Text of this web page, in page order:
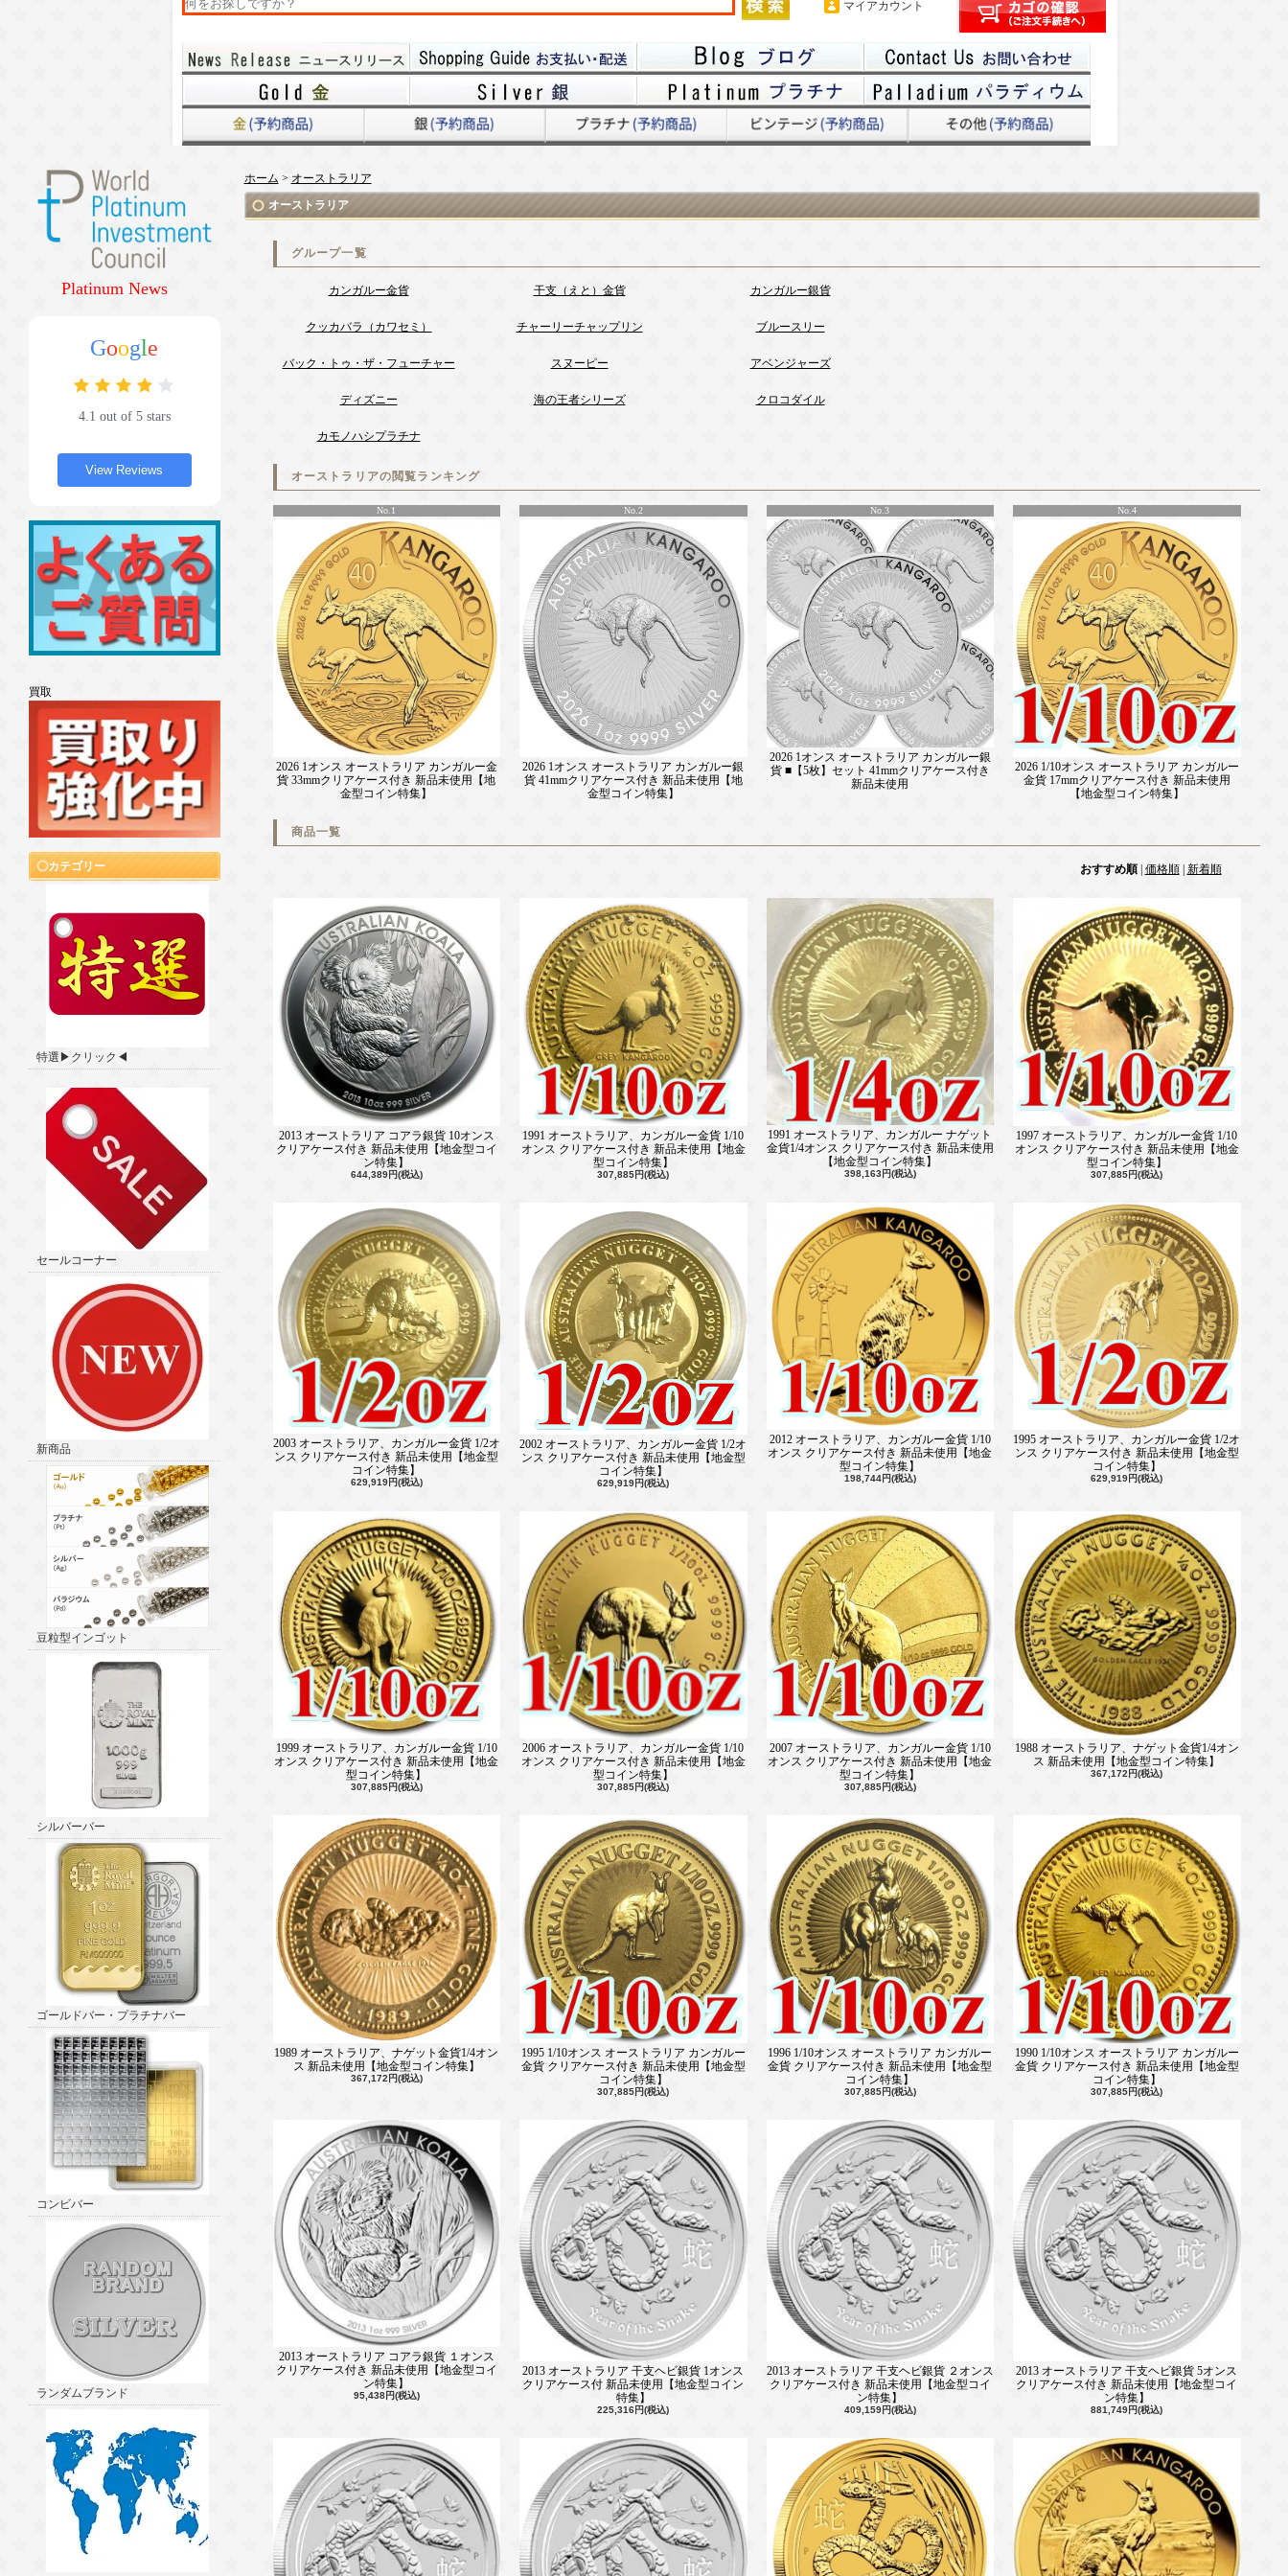
マイアカウント
Platinum News
Google
4.1 out of 5 stars
View Reviews
買取
カテゴリー
特選▶クリック◀
セールコーナー
新商品
豆粒型インゴット
シルバーバー
ゴールドバー・プラチナバー
コンビバー
ランダムブランド
ホーム > オーストラリア
オーストラリア
グループ一覧
カンガルー金貨 干支（えと）金貨 カンガルー銀貨
クッカバラ（カワセミ） チャーリーチャップリン ブルースリー
バック・トゥ・ザ・フューチャー スヌーピー アベンジャーズ
ディズニー 海の王者シリーズ クロコダイル
カモノハシプラチナ
オーストラリアの閲覧ランキング
No.1
2026 1オンス オーストラリア カンガルー金
貨 33mmクリアケース付き 新品未使用【地
金型コイン特集】
No.2
2026 1オンス オーストラリア カンガルー銀
貨 41mmクリアケース付き 新品未使用【地
金型コイン特集】
No.3
2026 1オンス オーストラリア カンガルー銀
貨 ■【5枚】セット 41mmクリアケース付き
新品未使用
No.4
2026 1/10オンス オーストラリア カンガルー
金貨 17mmクリアケース付き 新品未使用
【地金型コイン特集】
商品一覧
おすすめ順| 価格順| 新着順
2013 オーストラリア コアラ銀貨 10オンス
クリアケース付き 新品未使用【地金型コイ
ン特集】
644,389円(税込)
1991 オーストラリア、カンガルー金貨 1/10
オンス クリアケース付き 新品未使用【地金
型コイン特集】
307,885円(税込)
1991 オーストラリア、カンガルー ナゲット
金貨1/4オンス クリアケース付き 新品未使用
【地金型コイン特集】
398,163円(税込)
1997 オーストラリア、カンガルー金貨 1/10
オンス クリアケース付き 新品未使用【地金
型コイン特集】
307,885円(税込)
2003 オーストラリア、カンガルー金貨 1/2オ
ンス クリアケース付き 新品未使用【地金型
コイン特集】
629,919円(税込)
2002 オーストラリア、カンガルー金貨 1/2オ
ンス クリアケース付き 新品未使用【地金型
コイン特集】
629,919円(税込)
2012 オーストラリア、カンガルー金貨 1/10
オンス クリアケース付き 新品未使用【地金
型コイン特集】
198,744円(税込)
1995 オーストラリア、カンガルー金貨 1/2オ
ンス クリアケース付き 新品未使用【地金型
コイン特集】
629,919円(税込)
1999 オーストラリア、カンガルー金貨 1/10
オンス クリアケース付き 新品未使用【地金
型コイン特集】
307,885円(税込)
2006 オーストラリア、カンガルー金貨 1/10
オンス クリアケース付き 新品未使用【地金
型コイン特集】
307,885円(税込)
2007 オーストラリア、カンガルー金貨 1/10
オンス クリアケース付き 新品未使用【地金
型コイン特集】
307,885円(税込)
1988 オーストラリア、ナゲット金貨1/4オン
ス 新品未使用【地金型コイン特集】
367,172円(税込)
1989 オーストラリア、ナゲット金貨1/4オン
ス 新品未使用【地金型コイン特集】
367,172円(税込)
1995 1/10オンス オーストラリア カンガルー
金貨 クリアケース付き 新品未使用【地金型
コイン特集】
307,885円(税込)
1996 1/10オンス オーストラリア カンガルー
金貨 クリアケース付き 新品未使用【地金型
コイン特集】
307,885円(税込)
1990 1/10オンス オーストラリア カンガルー
金貨 クリアケース付き 新品未使用【地金型
コイン特集】
307,885円(税込)
2013 オーストラリア コアラ銀貨 １オンス
クリアケース付き 新品未使用【地金型コイ
ン特集】
95,438円(税込)
2013 オーストラリア 干支ヘビ銀貨 1オンス
クリアケース付 新品未使用【地金型コイン
特集】
225,316円(税込)
2013 オーストラリア 干支ヘビ銀貨 ２オンス
クリアケース付き 新品未使用【地金型コイ
ン特集】
409,159円(税込)
2013 オーストラリア 干支ヘビ銀貨 5オンス
クリアケース付き 新品未使用【地金型コイ
ン特集】
881,749円(税込)